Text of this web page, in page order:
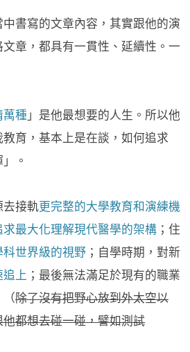
書寫的文章內容，其實跟他的演
章，都具有一貫性、延續性。一
萬種 」是他最想要的人生。所以他
育，基本上是在談，如何追求
。
去接軌更完整的大學教育和演練機
求最大化理解現代醫學的架構 ；住
科世界級的視野 ；自學時期，對新
追上 ；最後無法滿足於現有的職業
（除了沒有把野心放到外太空以
都想去碰一碰，譬如測試